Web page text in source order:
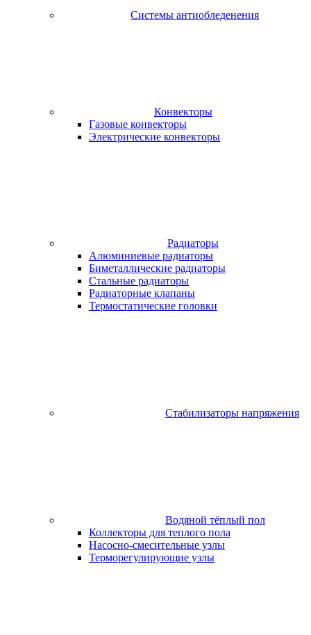
Системы антиобледенения
Конвекторы
Газовые конвекторы
Электрические конвекторы
Радиаторы
Алюминиевые радиаторы
Биметаллические радиаторы
Стальные радиаторы
Радиаторные клапаны
Термостатические головки
Стабилизаторы напряжения
Водяной тёплый пол
Коллекторы для теплого пола
Насосно-смесительные узлы
Терморегулирующие узлы